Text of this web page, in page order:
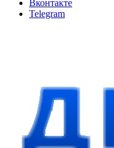
Вконтакте
Telegram